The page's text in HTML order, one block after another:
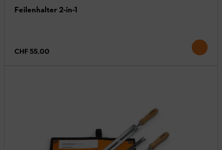
Feilenhalter 2-in-1
CHF 55.00